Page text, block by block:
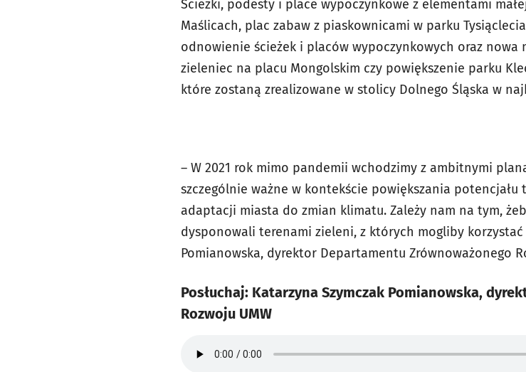
Ścieżki, podesty i place wypoczynkowe z elementami
Maślicach, plac zabaw z piaskownicami w parku
odnowienie ścieżek i placów wypoczynkowych oraz nowa
zieleniec na placu Mongolskim czy powiększenie parku
które zostaną zrealizowane w stolicy Dolnego Śląska w
– W 2021 rok mimo pandemii wchodzimy z ambitnymi
szczególnie ważne w kontekście powiększania
adaptacji miasta do zmian klimatu. Zależy nam na tym,
dysponowali terenami zieleni, z których mogliby korzystać
Pomianowska, dyrektor Departamentu Zrównoważonego
Posłuchaj: Katarzyna Szymczak Pomianowska,
Rozwoju UMW